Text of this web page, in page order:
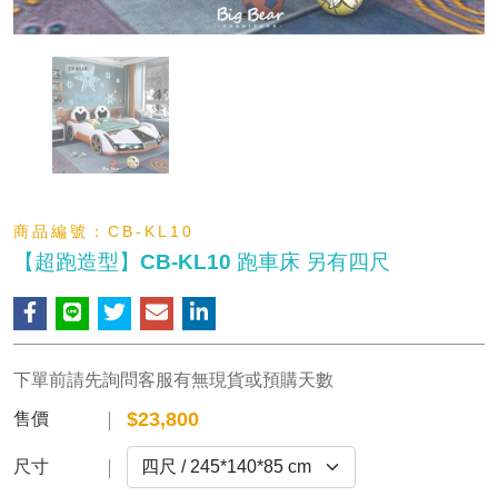
商品編號： CB-KL10
【超跑造型】CB-KL10 跑車床 另有四尺
下單前請先詢問客服有無現貨或預購天數
售價 $23,800
尺寸